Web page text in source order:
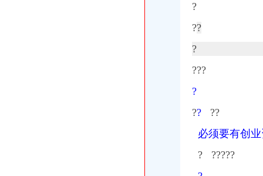
?
??
?
???
?
?? ??
必须要有创
? ?????